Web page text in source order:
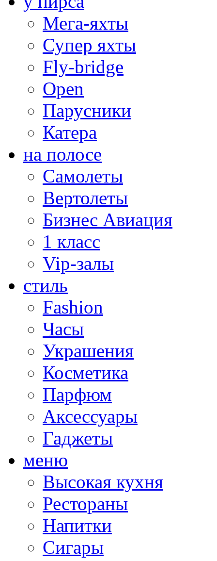
Мега-яхты
Супер яхты
Fly-bridge
Open
Парусники
Катера
на полосе
Самолеты
Вертолеты
Бизнес Авиация
1 класс
Vip-залы
стиль
Fashion
Часы
Украшения
Косметика
Парфюм
Аксессуары
Гаджеты
меню
Высокая кухня
Рестораны
Напитки
Сигары